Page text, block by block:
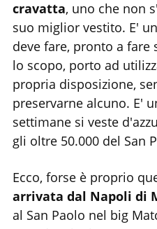
cravatta, uno che non
suo miglior vestito. E'
deve fare, pronto a fare
lo scopo, porto ad
propria disposizione,
preservarne alcuno. E'
settimane si veste
gli oltre 50.000 del San
Ecco, forse è proprio
arrivata dal Napoli di
al San Paolo nel big